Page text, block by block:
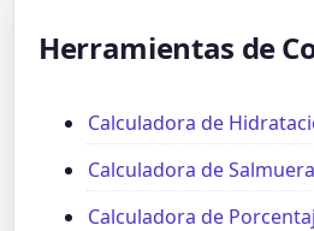
Herramientas de
Calculadora de
Calculadora de
Calculadora de